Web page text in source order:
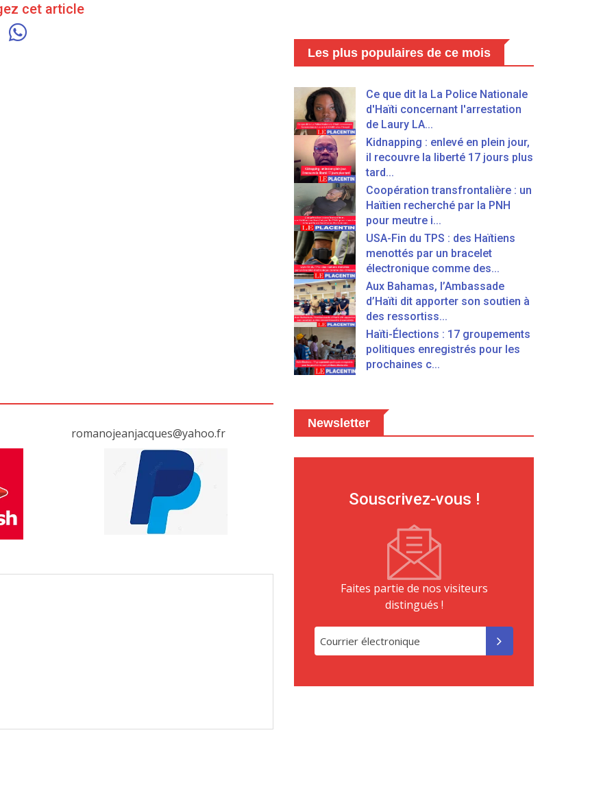
cet article
romanojeanjacques@yahoo.fr
Les plus populaires de ce mois
Ce que dit la La Police Nationale
d'Haïti concernant l'arrestation
de Laury LA...
Kidnapping : enlevé en plein jour,
il recouvre la liberté 17 jours plus
tard...
Coopération transfrontalière : un
Haïtien recherché par la PNH
pour meutre i...
USA-Fin du TPS : des Haïtiens
menottés par un bracelet
électronique comme des...
Aux Bahamas, l’Ambassade
d’Haïti dit apporter son soutien à
des ressortiss...
Haïti-Élections : 17 groupements
politiques enregistrés pour les
prochaines c...
Newsletter
Souscrivez-vous !
Faites partie de nos visiteurs
distingués !